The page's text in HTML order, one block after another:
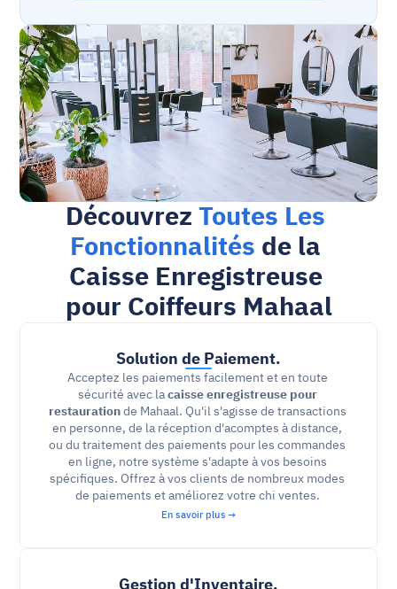
Découvrez Toutes Les
Fonctionnalités de la
Caisse Enregistreuse
pour Coiffeurs Mahaal
Solution de Paiement.
Acceptez les paiements facilement et en toute
sécurité avec la caisse enregistreuse pour
restauration de Mahaal. Qu'il s'agisse de transactions
en personne, de la réception d'acomptes à distance,
ou du traitement des paiements pour les commandes
en ligne, notre système s'adapte à vos besoins
spécifiques. Offrez à vos clients de nombreux modes
de paiements et améliorez votre chi ventes.
En savoir plus →
Gestion d'Inventaire.